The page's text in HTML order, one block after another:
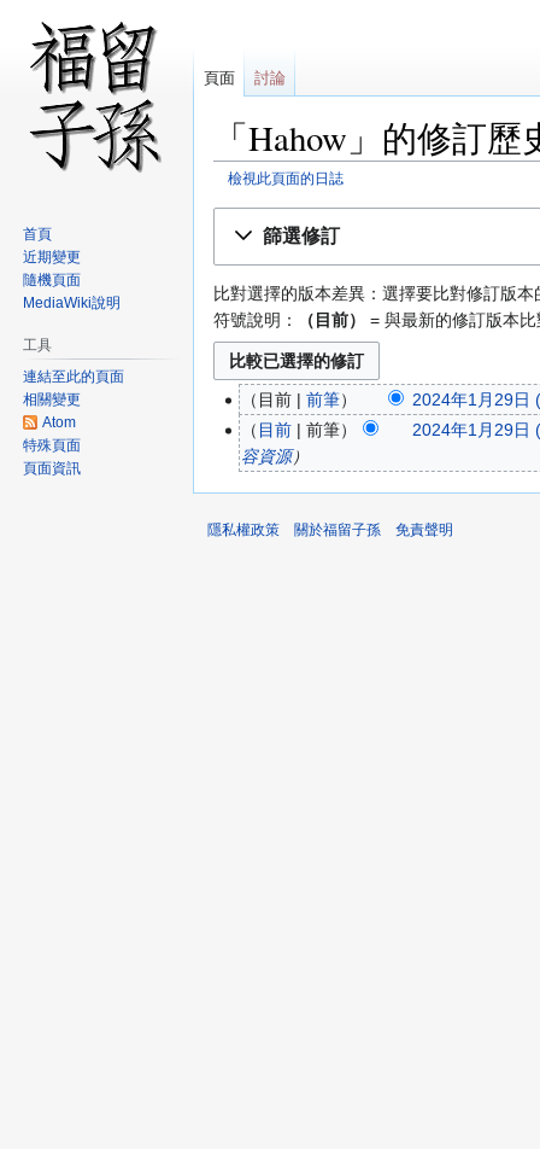
「Hahow」的修訂歷
檢視此頁面的日誌
覽
尋
篩選修訂
比對選擇的版本差異：選擇要比對修訂版
符號說明：
（目前） = 與最新的修訂版本比
目前 前筆
2024年1月29日
目前
前筆
2024年1月29日
容資源
頁面 討論
首頁
近期變更
隨機頁面
MediaWiki說明
工具
連結至此的頁面
相關變更
Atom
特殊頁面
頁面資訊
隱私權政策 關於福留子孫 免責聲明